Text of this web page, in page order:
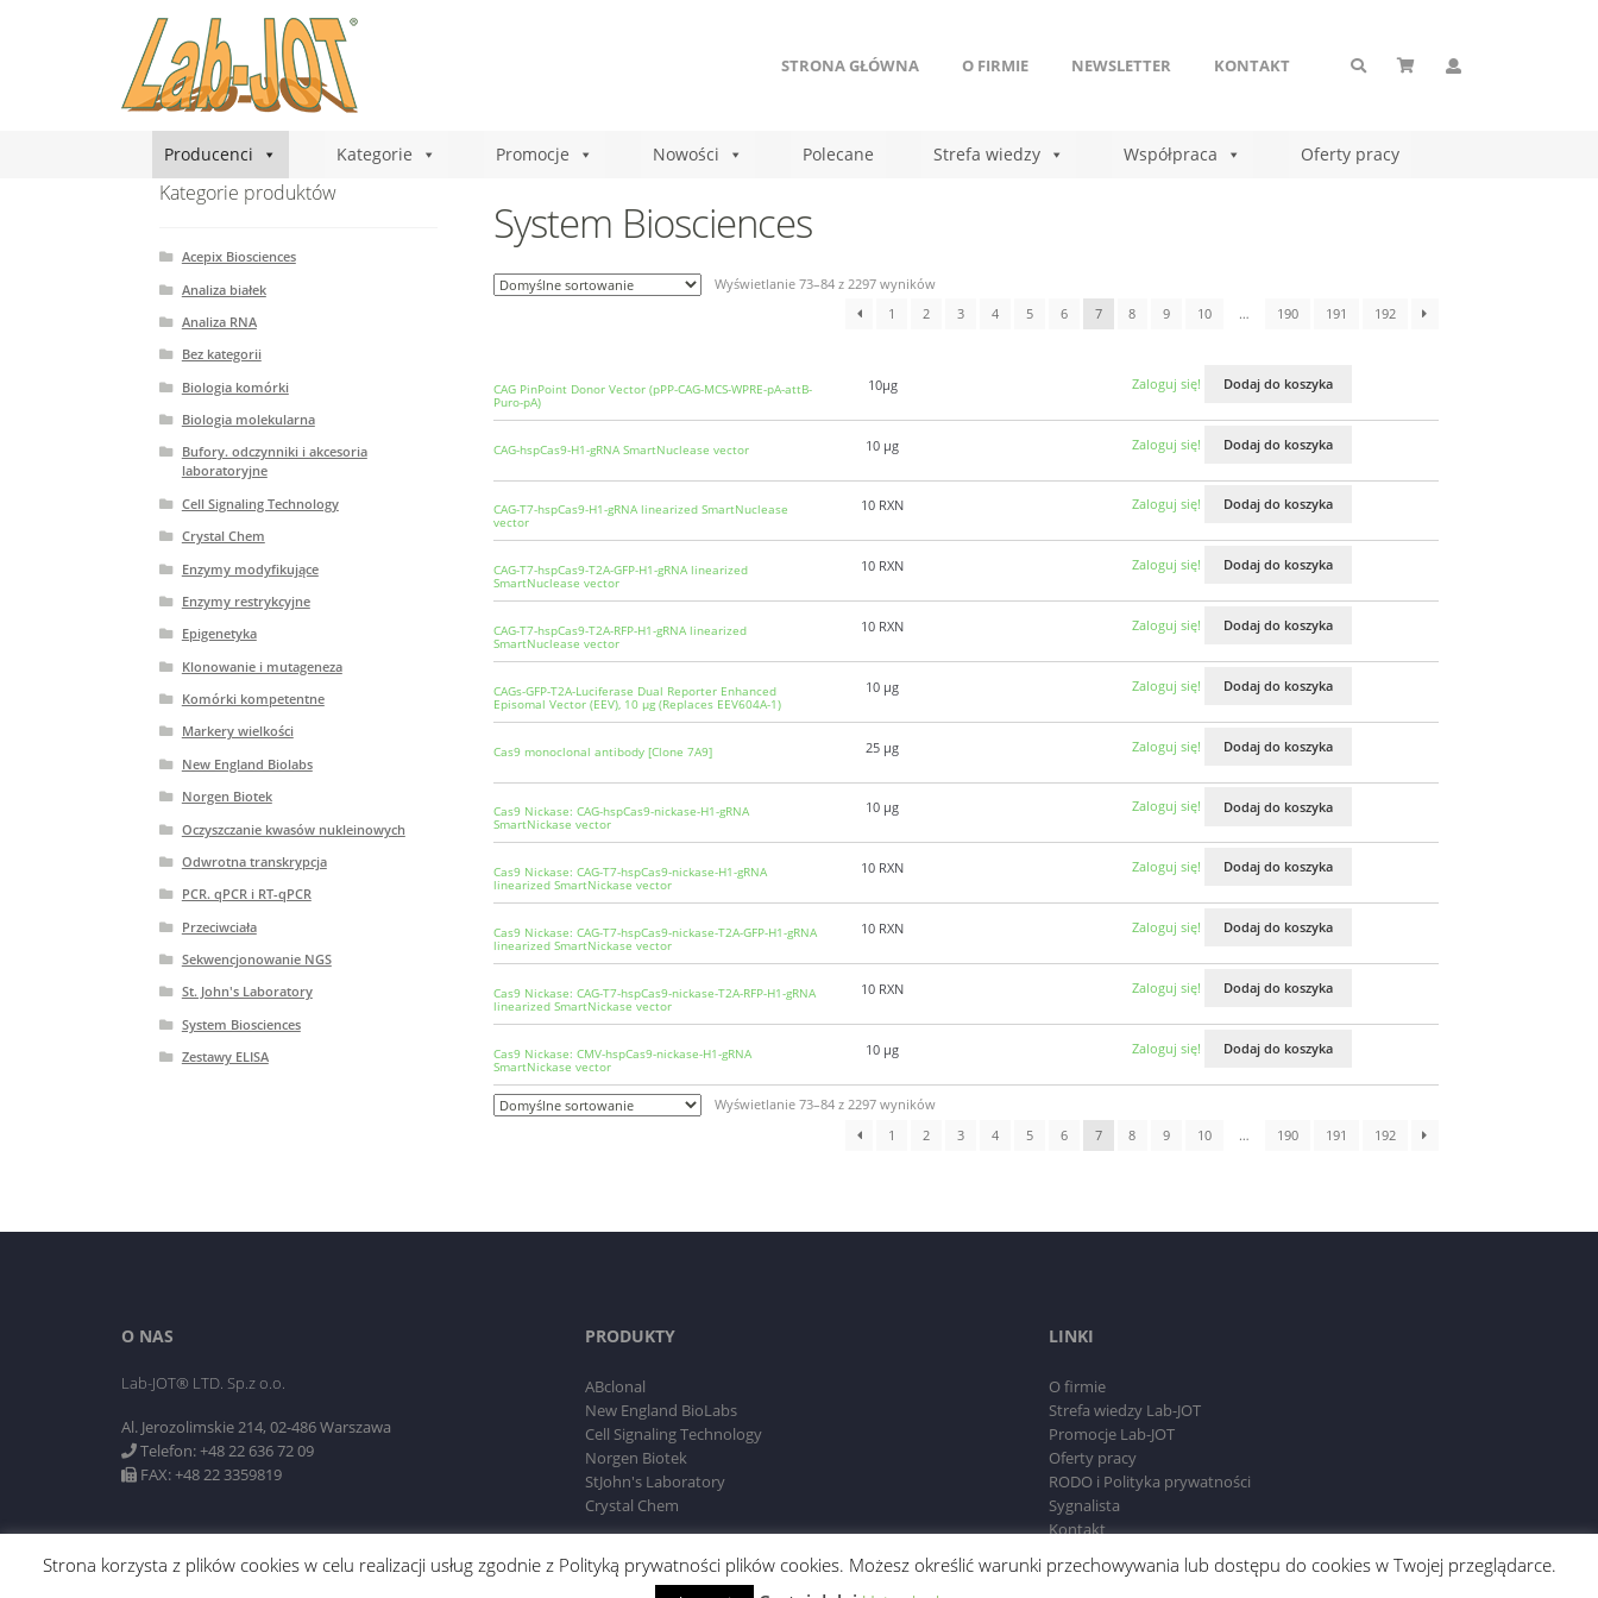
STRONA GŁÓWNA O FIRMIE NEWSLETTER KONTAKT
Producenci Kategorie Promocje Nowości Polecane Strefa wiedzy Współpraca Oferty pracy
System Biosciences
Wyświetlanie 73–84 z 2297 wyników
1
2 3 4 5 6 7 8 9 10 … 190 191 192
CAG PinPoint Donor Vector (pPP-CAG-MCS-WPRE-pA-attB-
Puro-pA)
10µg Zaloguj się! Dodaj do koszyka
CAG-hspCas9-H1-gRNA SmartNuclease vector 10 µg Zaloguj się! Dodaj do koszyka
CAG-T7-hspCas9-H1-gRNA linearized SmartNuclease
vector
10 RXN Zaloguj się! Dodaj do koszyka
CAG-T7-hspCas9-T2A-GFP-H1-gRNA linearized
SmartNuclease vector
10 RXN Zaloguj się! Dodaj do koszyka
CAG-T7-hspCas9-T2A-RFP-H1-gRNA linearized
SmartNuclease vector
10 RXN Zaloguj się! Dodaj do koszyka
CAGs-GFP-T2A-Luciferase Dual Reporter Enhanced
Episomal Vector (EEV), 10 µg (Replaces EEV604A-1)
10 µg Zaloguj się! Dodaj do koszyka
Cas9 monoclonal antibody [Clone 7A9] 25 μg Zaloguj się! Dodaj do koszyka
Cas9 Nickase: CAG-hspCas9-nickase-H1-gRNA
SmartNickase vector
10 µg Zaloguj się! Dodaj do koszyka
Cas9 Nickase: CAG-T7-hspCas9-nickase-H1-gRNA
linearized SmartNickase vector
10 RXN Zaloguj się! Dodaj do koszyka
Cas9 Nickase: CAG-T7-hspCas9-nickase-T2A-GFP-H1-gRNA
linearized SmartNickase vector
10 RXN Zaloguj się! Dodaj do koszyka
Cas9 Nickase: CAG-T7-hspCas9-nickase-T2A-RFP-H1-gRNA
linearized SmartNickase vector
10 RXN Zaloguj się! Dodaj do koszyka
Cas9 Nickase: CMV-hspCas9-nickase-H1-gRNA
SmartNickase vector
10 µg Zaloguj się! Dodaj do koszyka
Wyświetlanie 73–84 z 2297 wyników
1
2 3 4 5 6 7 8 9 10 … 190 191 192
Kategorie produktów
Acepix Biosciences
Analiza białek
Analiza RNA
Bez kategorii
Biologia komórki
Biologia molekularna
Bufory. odczynniki i akcesoria
laboratoryjne
Cell Signaling Technology
Crystal Chem
Enzymy modyfikujące
Enzymy restrykcyjne
Epigenetyka
Klonowanie i mutageneza
Komórki kompetentne
Markery wielkości
New England Biolabs
Norgen Biotek
Oczyszczanie kwasów nukleinowych
Odwrotna transkrypcja
PCR. qPCR i RT-qPCR
Przeciwciała
Sekwencjonowanie NGS
St. John's Laboratory
System Biosciences
Zestawy ELISA
O NAS
Lab-JOT® LTD. Sp.z o.o.
Al. Jerozolimskie 214, 02-486 Warszawa
Telefon: +48 22 636 72 09
FAX: +48 22 3359819
PRODUKTY
ABclonal
New England BioLabs
Cell Signaling Technology
Norgen Biotek
StJohn's Laboratory
Crystal Chem
LINKI
O firmie
Strefa wiedzy Lab-JOT
Promocje Lab-JOT
Oferty pracy
RODO i Polityka prywatności
Sygnalista
Kontakt
Strona korzysta z plików cookies w celu realizacji usług zgodnie z Polityką prywatności plików cookies. Możesz określić warunki przechowywania lub dostępu do cookies w Twojej przeglądarce.